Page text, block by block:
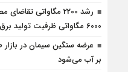
رشد 2200 مگاواتی
6000 مگاواتی ظرفیت تولید برق پایبندم
عرضه سنگین سیمان در
بر آب می‌شود